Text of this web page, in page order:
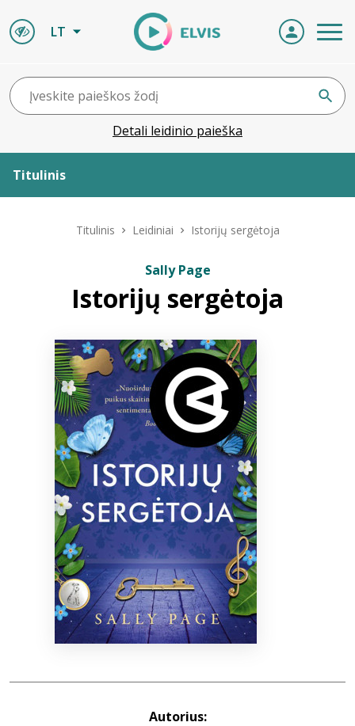
LT
Detali leidinio paieška
Titulinis
ELVIS atvyksta
Naujienos
Bibliotekoms
+370 667 80 541
info@elvislab.lt
Titulinis Leidiniai Istorijų sergėtoja
Sally Page
Istorijų sergėtoja
Autorius: